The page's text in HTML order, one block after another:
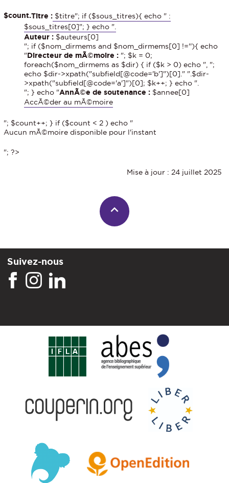
$count.Titre : $titre"; if ($sous_titres){ echo " :
$sous_titres[0]"; } echo ".
Auteur : $auteurs[0]
"; if ($nom_dirmems and $nom_dirmems[0] !=''){ echo
"Directeur de mÃ©moire : "; $k = 0;
foreach($nom_dirmems as $dir) { if ($k > 0) echo ", ";
echo $dir->xpath("subfield[@code='b']")[0]." ".$dir-
>xpath("subfield[@code='a']")[0]; $k++; } echo ".
"; } echo "AnnÃ©e de soutenance : $annee[0]
AccÃ©der au mÃ©moire
"; $count++; } if ($count < 2 ) echo "
Aucun mÃ©moire disponible pour l'instant
"; ?>
Mise à jour : 24 juillet 2025
Suivez-nous